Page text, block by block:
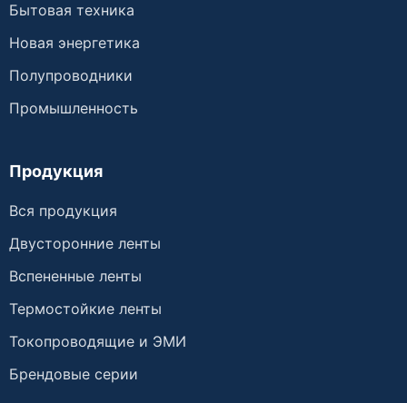
Бытовая техника
Новая энергетика
Полупроводники
Промышленность
Продукция
Вся продукция
Двусторонние ленты
Вспененные ленты
Термостойкие ленты
Токопроводящие и ЭМИ
Брендовые серии